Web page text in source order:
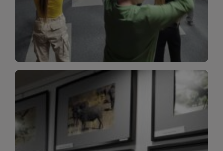
Dla Dzieci
Wydarzenia
W tej zakładce publikujemy informacje o
wszystkich wydarzeniach organizowanych przez